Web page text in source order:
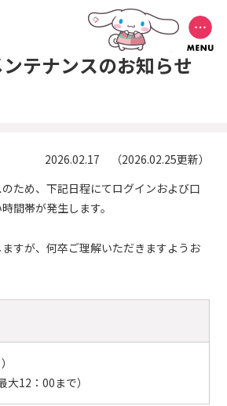
テナンスのお知らせ
2026.02.17 （2026.02.25更新）
ため、下記日程にてログインおよび口
間帯が発生します。
すが、何卒ご理解いただきますようお
12：00まで）